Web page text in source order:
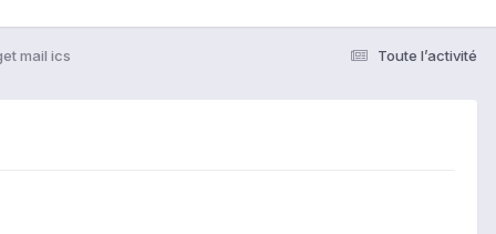
Toute l’activité
mail ics